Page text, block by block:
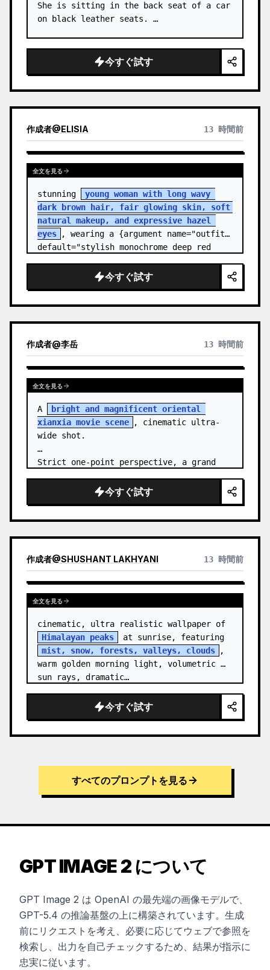
She is sitting in the back seat of a car
on black leather seats. …
今すぐ試す
作成者@ELISIA 13 時間前
全文を見る
stunning
young woman with long wavy
dark brown hair, fair glowing skin, soft
natural makeup, and expressive hazel
eyes
, wearing a {argument name="outfit"
default="stylish monochrome deep red
今すぐ試す
作成者@李岳 13 時間前
全文を見る
A
bright and magnificent oriental
xianxia movie scene
, cinematic ultra-
wide shot.
Strict one-point perspective, a grand
golden jade, passing through the sea of
clouds from the bottom…
今すぐ試す
作成者@SHUSHANT LAKHYANI 13 時間前
全文を見る
Himalayan peaks
mist, snow, forests, valleys, clouds
,
warm golden morning light, volumetric
sun rays, dramatic…
今すぐ試す
すべてのプロンプトを見る
GPT IMAGE 2 について
GPT Image 2 は OpenAI の最先端の画像モデルで、
GPT-5.4 の推論基盤の上に構築されています。生成
前にリクエストを考え、必要に応じてウェブで参照を
検索し、出力を自己チェックするため、結果が指示に
忠実に従います。